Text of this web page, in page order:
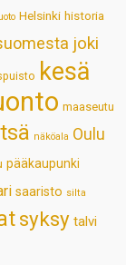
Helsinki historia
joki
kesä
maaseutu
näköala Oulu
pääkaupunki
saaristo silta
syksy talvi